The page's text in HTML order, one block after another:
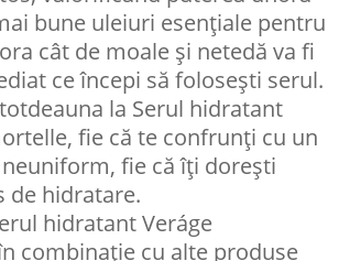
bune uleiuri esențiale pentru
cât de moale și netedă va fi
ce începi să folosești serul.
la Serul hidratant
fie că te confrunți cu un
fie că îți dorești
de hidratare.
hidratant Veráge
combinație cu alte produse